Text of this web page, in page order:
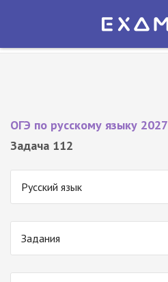
Экзамер — ЕГЭ 2027
ОГЭ по русскому языку 2027
Задача 112
Русский язык
Задания